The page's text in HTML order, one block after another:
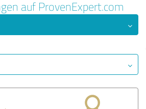
auf ProvenExpert.com